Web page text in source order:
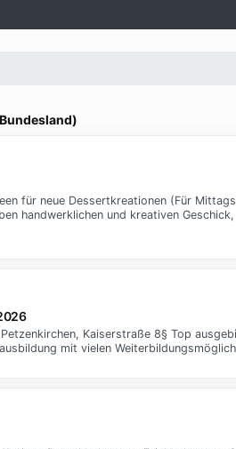
für neue Dessertkreationen (Für
handwerklichen und kreativen
Kaiserstraße 8§ Top
mit vielen